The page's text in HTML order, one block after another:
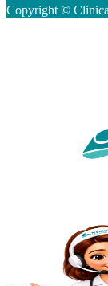
Copyright ©